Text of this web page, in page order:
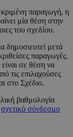
παραγωγή, η
μία θέση στην
του σχεδίου.
δημοσιευτεί μετά
παραγωγές.
σε θέση να
τις επιλαχούσες
στο Σχέδιο.
βαθμολογία
σχετικό σύνδεσμο